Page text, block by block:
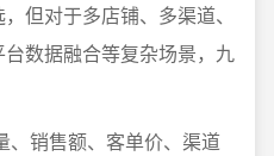
但对于多店铺、多渠道、
数据融合等复杂场景，九
、销售额、客单价、渠道